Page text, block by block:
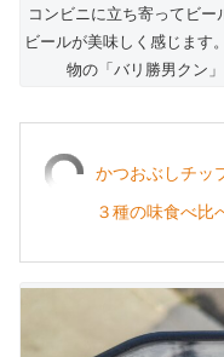
コンビニに立ち寄ってビ
ビールが美味しく感じます
物の「バリ勝男クン
かつおぶしチッ
３種の味食べ比